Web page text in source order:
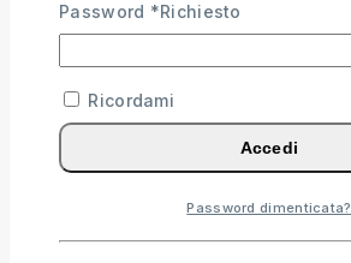
Password *Richiesto
Ricordami
Accedi
Password dimenticata?